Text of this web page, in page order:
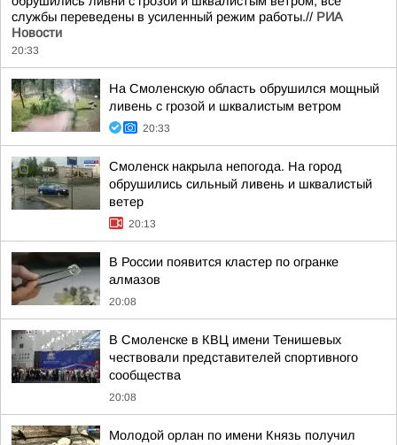
службы переведены в усиленный режим работы.// РИА
Новости
20:33
На Смоленскую область обрушился мощный
ливень с грозой и шквалистым ветром
20:33
Смоленск накрыла непогода. На город
обрушились сильный ливень и шквалистый
ветер
20:13
В России появится кластер по огранке
алмазов
20:08
В Смоленске в КВЦ имени Тенишевых
чествовали представителей спортивного
сообщества
20:08
Молодой орлан по имени Князь получил